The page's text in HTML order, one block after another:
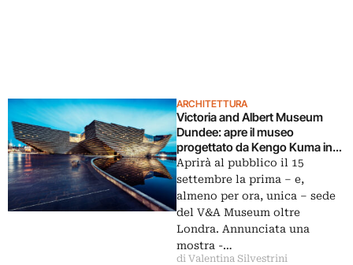
ARCHITETTURA
Victoria and Albert Museum
Dundee: apre il museo
progettato da Kengo Kuma in
Scozia
Aprirà al pubblico il 15
settembre la prima – e,
almeno per ora, unica – sede
del V&A Museum oltre
Londra. Annunciata una
mostra -…
di Valentina Silvestrini